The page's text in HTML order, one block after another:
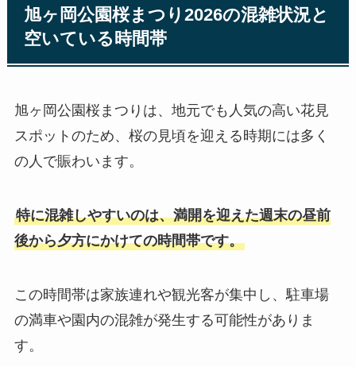
旭ヶ岡公園桜まつり2026の混雑状況と
空いている時間帯
旭ヶ岡公園桜まつりは、地元でも人気の高い花見
スポットのため、桜の見頃を迎える時期には多く
の人で賑わいます。
特に混雑しやすいのは、満開を迎えた週末の昼前
後から夕方にかけての時間帯です。
この時間帯は家族連れや観光客が集中し、駐車場
の満車や園内の混雑が発生する可能性がありま
す。